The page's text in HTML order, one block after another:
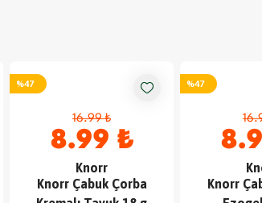
%47
16.99 ₺
8.99 ₺
Knorr
Knorr Çabuk Çorba
%47
Knorr